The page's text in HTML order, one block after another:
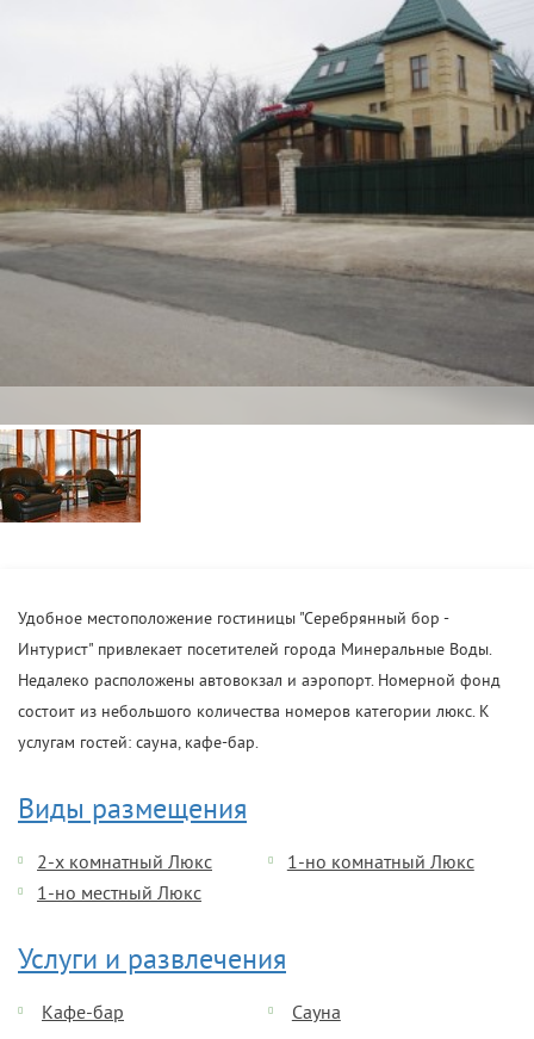
Удобное местоположение гостиницы "Серебрянный бор -
Интурист" привлекает посетителей города Минеральные Воды.
Недалеко расположены автовокзал и аэропорт. Номерной фонд
состоит из небольшого количества номеров категории люкс. К
услугам гостей: сауна, кафе-бар.
Виды размещения
2-х комнатный Люкс
1-но комнатный Люкс
1-но местный Люкс
Услуги и развлечения
Кафе-бар Сауна